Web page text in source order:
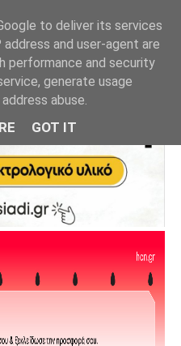
to deliver its services
and user-agent are
performance and security
generate usage
abuse.
GOT IT